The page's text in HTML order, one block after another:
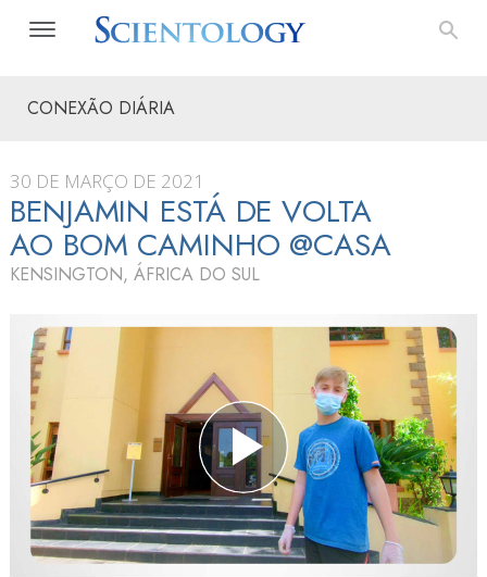
CONEXÃO DIÁRIA
30 DE MARÇO DE 2021
BENJAMIN ESTÁ DE VOLTA
AO BOM CAMINHO @CASA
KENSINGTON, ÁFRICA DO SUL